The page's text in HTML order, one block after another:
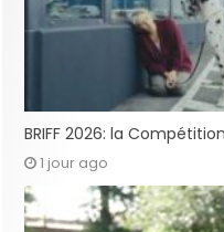
BRIFF 2026: la
1 jour ago